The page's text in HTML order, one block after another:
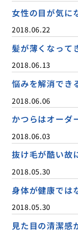
女性の目が気に
2018.06.22
髪が薄くなって
2018.06.13
悩みを解消でき
2018.06.06
かつらはオーダ
2018.06.03
抜け毛が酷い故
2018.05.30
身体が健康では
2018.05.30
見た目の清潔感